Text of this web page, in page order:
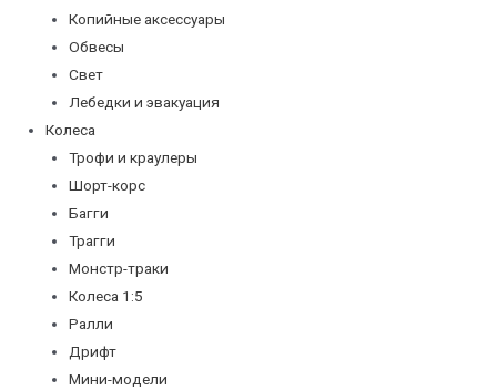
Копийные аксессуары
Обвесы
Свет
Лебедки и эвакуация
Колеса
Трофи и краулеры
Шорт-корс
Багги
Трагги
Монстр-траки
Колеса 1:5
Ралли
Дрифт
Мини-модели